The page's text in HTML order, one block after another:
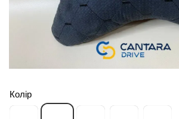
Колір